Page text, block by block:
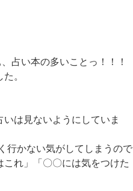
占い本の多いことっ！！！
。
は見ないようにしていま
行かない気がしてしまうので
れ」「〇〇には気をつけた